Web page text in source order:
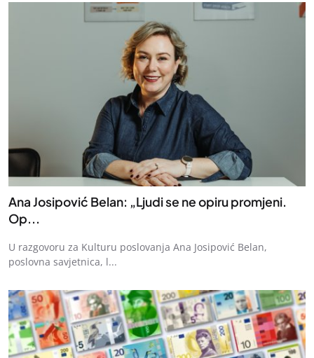
Ana Josipović Belan: „Ljudi se ne opiru promjeni.
Op...
U razgovoru za Kulturu poslovanja Ana Josipović Belan,
poslovna savjetnica, l...